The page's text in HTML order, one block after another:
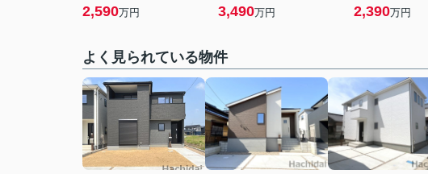
2,590万円 3,490万円 2,390万円
よく見られている物件